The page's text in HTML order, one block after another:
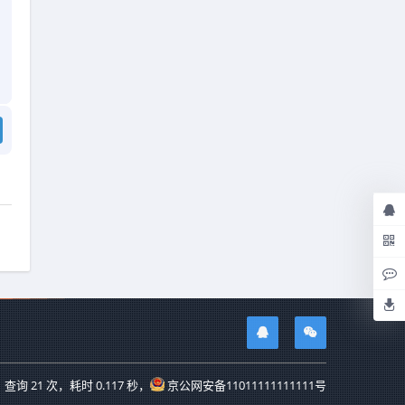
查询 21 次，耗时 0.117 秒， 京公网安备11011111111111号